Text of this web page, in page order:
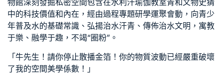
物館深刻發掘私密空間包含在水利汗瑜伽教室青和文物史猜
中的科技價值和內在，經由過程專題研學運聚會動，向青少
年普及水的基礎常識、弘揚治水汗青、傳佈治水文明，寓教
于樂、融學于趣，不竭“圈粉”。
「牛先生！請你停止散播金箔！你的物質波動已經嚴重破壞
了我的空間美學係數！」